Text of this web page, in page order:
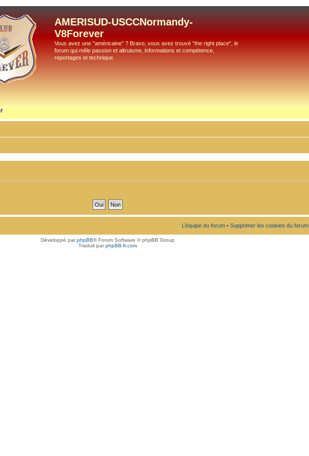
AMERISUD-USCCNormandy-
V8Forever
Vous avez une "américaine" ? Bravo, vous avez trouvé "the right place", le
forum qui mêle passion et altruisme, informations et compétence,
reportages et technique.
L’équipe du forum • Supprimer les cookies du forum
Développé parphpBB® Forum Software © phpBB Group
Traduit parphpBB-fr.com